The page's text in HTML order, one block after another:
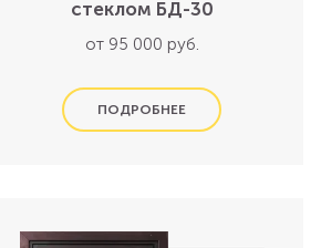
стеклом БД-30
от 95 000 руб.